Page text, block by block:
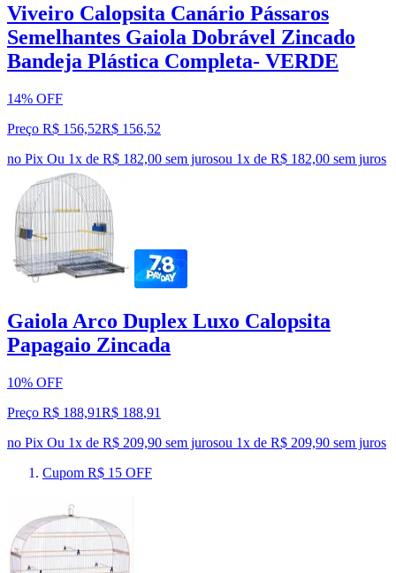
Viveiro Calopsita Canário Pássaros
Semelhantes Gaiola Dobrável Zincado
Bandeja Plástica Completa- VERDE
14% OFF
Preço R$ 156,52R$ 156,52
no Pix Ou 1x de R$ 182,00 sem jurosou 1x de R$ 182,00 sem juros
Gaiola Arco Duplex Luxo Calopsita
Papagaio Zincada
10% OFF
Preço R$ 188,91R$ 188,91
no Pix Ou 1x de R$ 209,90 sem jurosou 1x de R$ 209,90 sem juros
Cupom R$ 15 OFF